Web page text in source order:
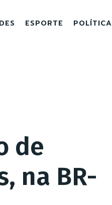
ESPORTE POLÍTICA
de
na BR-